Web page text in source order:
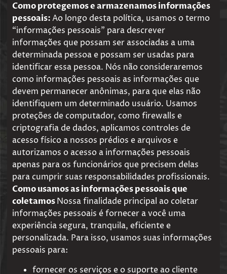
Como protegemos e armazenamos informações
pessoais:Ao longo desta política, usamos o termo
“informações pessoais” para descrever
informações que possam ser associadas a uma
determinada pessoa e possam ser usadas para
identificar essa pessoa. Nós não consideraremos
como informações pessoais as informações que
devem permanecer anônimas, para que elas não
identifiquem um determinado usuário. Usamos
proteções de computador, como firewalls e
criptografia de dados, aplicamos controles de
acesso físico a nossos prédios e arquivos e
autorizamos o acesso a informações pessoais
apenas para os funcionários que precisem delas
para cumprir suas responsabilidades profissionais.
Como usamos as informações pessoais que
coletamosNossa finalidade principal ao coletar
informações pessoais é fornecer a você uma
experiência segura, tranquila, eficiente e
personalizada. Para isso, usamos suas informações
pessoais para:
fornecer os serviços e o suporte ao cliente